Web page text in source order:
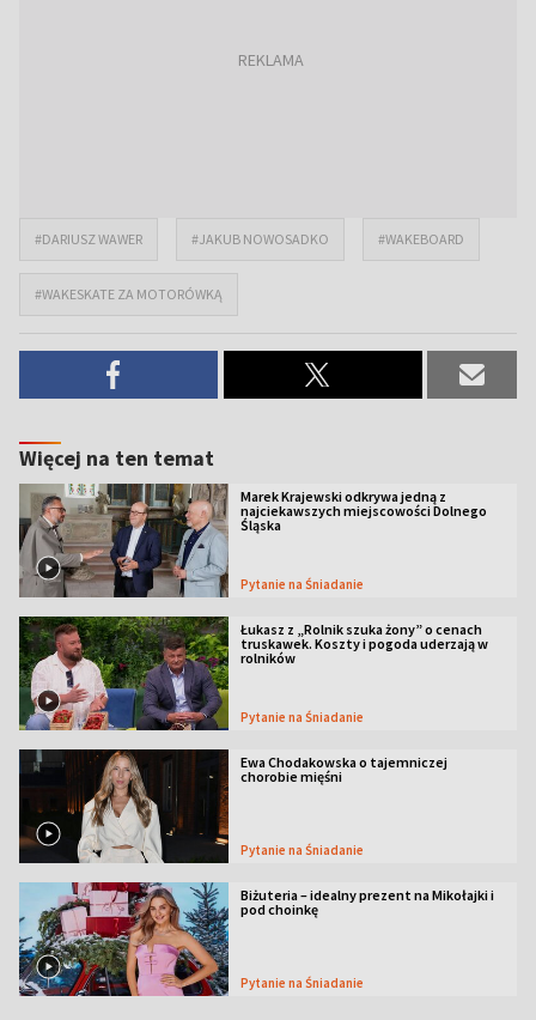
#DARIUSZ WAWER #JAKUB NOWOSADKO #WAKEBOARD
#WAKESKATE ZA MOTORÓWKĄ
Więcej na ten temat
Marek Krajewski odkrywa jedną z
najciekawszych miejscowości Dolnego
Śląska
Pytanie na Śniadanie
Łukasz z „Rolnik szuka żony” o cenach
truskawek. Koszty i pogoda uderzają w
rolników
Pytanie na Śniadanie
Ewa Chodakowska o tajemniczej
chorobie mięśni
Pytanie na Śniadanie
Biżuteria – idealny prezent na Mikołajki i
pod choinkę
Pytanie na Śniadanie